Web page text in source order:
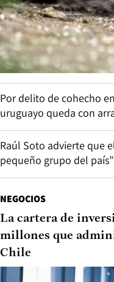
Por delito de cohecho
uruguayo queda con
Raúl Soto advierte que
pequeño grupo del
NEGOCIOS
La cartera de
millones que
Chile